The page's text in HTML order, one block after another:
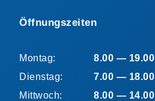
Öffnungszeiten
Montag:
8.00 — 19.00
Dienstag:
7.00 — 18.00
Mittwoch:
8.00 — 14.00